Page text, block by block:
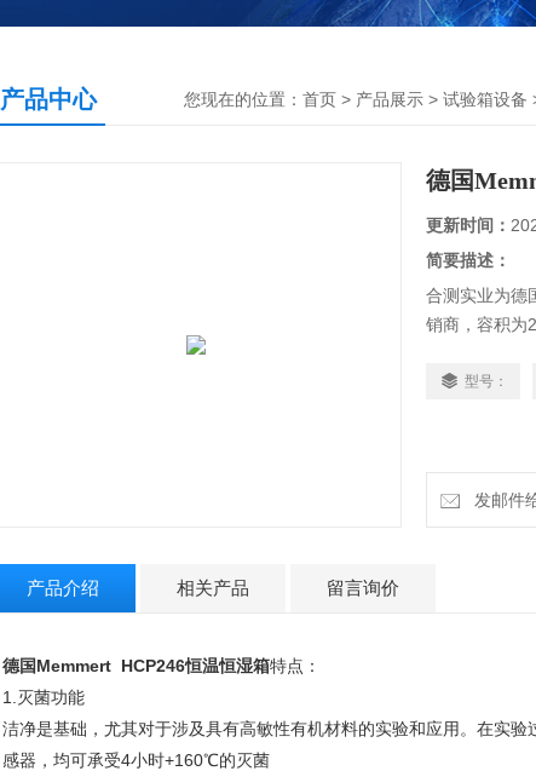
产品中心 您现在的位置： 首页 > 产品展示 > 试验箱设备
德国
更新时间：
简要描述：
合测实业为德
销商，容积为
型号：
发邮件
产品介绍 相关产品 留言询价
德国Memmert HCP246恒温恒湿箱特点：
1.灭菌功能
洁净是基础，尤其对于涉及具有高敏性有机材料的实验和应用。在实
感器，均可承受4小时+160℃的灭菌